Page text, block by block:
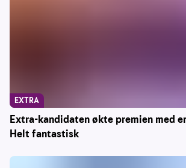
Extra-kandidaten økte premien med
Helt fantastisk
EXTRA